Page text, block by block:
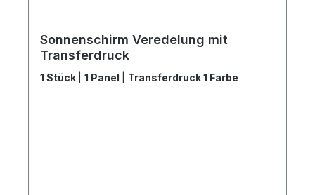
Sonnenschirm Veredelung mit
Transferdruck
1 Stück 1 Panel Transferdruck 1 Farbe